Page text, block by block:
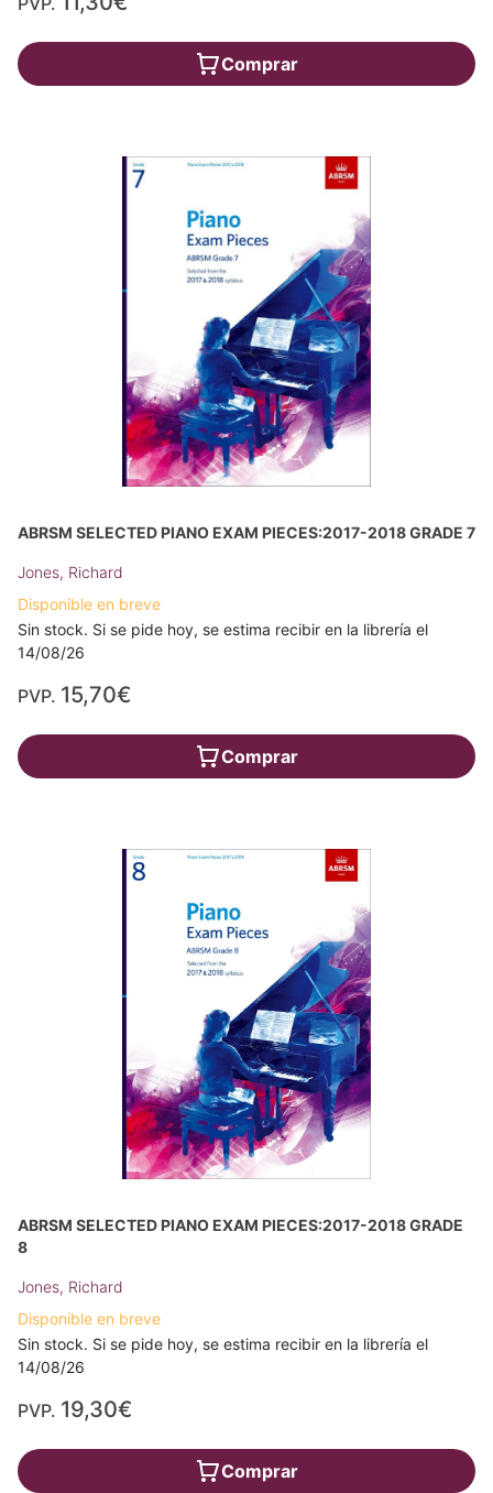
Comprar
ABRSM SELECTED PIANO EXAM PIECES:2017-2018 GRADE 7
Jones, Richard
Disponible en breve
Sin stock. Si se pide hoy, se estima recibir en la librería el
14/08/26
PVP. 15,70€
Comprar
ABRSM SELECTED PIANO EXAM PIECES:2017-2018 GRADE
8
Jones, Richard
Disponible en breve
Sin stock. Si se pide hoy, se estima recibir en la librería el
14/08/26
PVP. 19,30€
Comprar